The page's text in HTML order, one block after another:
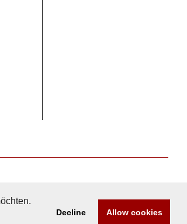
Decline Allow cookies